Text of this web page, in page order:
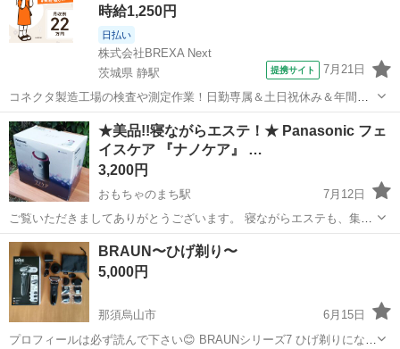
時給1,250円
日払い
株式会社BREXA Next
茨城県 静駅
提携サイト 7月21日
コネクタ製造工場の検査や測定作業！日勤専属＆土日祝休み＆年間休
日128日★クリーンルーム内作業★マイカー通勤OK＆無料駐車場あり
★就業先食堂利用可！日払い制度あり！《茨城県常陸大宮市》 人気の
工場のお仕事 ◇コネクタ製造工...
茨城 常陸大宮市 静駅 その他
★美品!!寝ながらエステ！★ Panasonic フェ
イスケア 『ナノケア』 …
3,200円
おもちゃのまち駅
7月12日
ご覧いただきましてありがとうございます。 寝ながらエステも、集中
エステも、これひとつ!!(^^♪ 〇生活スタイルに合わせて使い方を選べる
1台2役！ ・｢ナノイー｣で、寝ながらエステ。キメが整った肌、ツヤの
あるし...
栃木 下都賀郡 おもちゃのまち駅
BRAUN〜ひげ剃り〜
5,000円
那須烏山市
6月15日
プロフィールは必ず読んで下さい😊 BRAUNシリーズ7 ひげ剃りになり